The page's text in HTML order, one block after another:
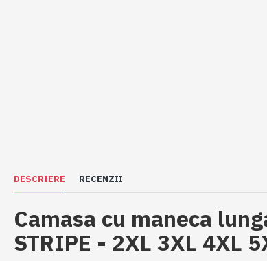
DESCRIERE RECENZII
Camasa cu maneca
STRIPE - 2XL 3XL 4XL